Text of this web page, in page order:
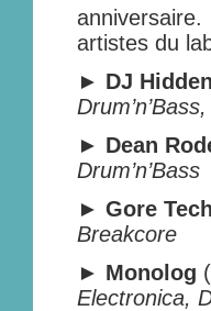
artistes du
► DJ Hidden
► Dean
Drum’n’Bass
► Gore Tech
Breakcore
► Monolog
Electronica,